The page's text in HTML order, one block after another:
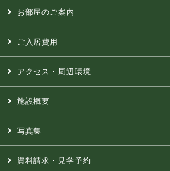
お部屋のご案内
ご入居費用
アクセス・周辺環境
施設概要
写真集
資料請求・見学予約